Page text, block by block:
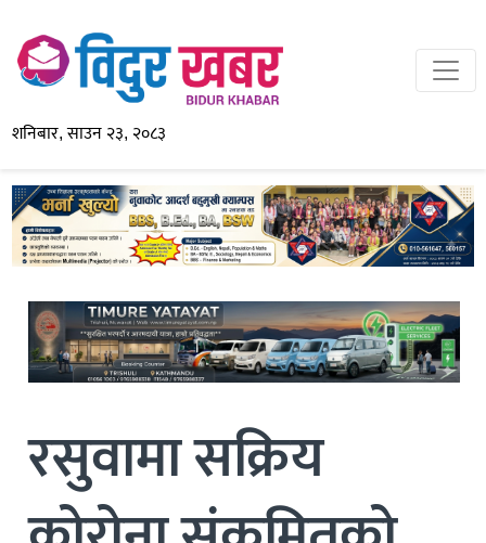
शनिबार, साउन २३, २०८३
रसुवामा सक्रिय